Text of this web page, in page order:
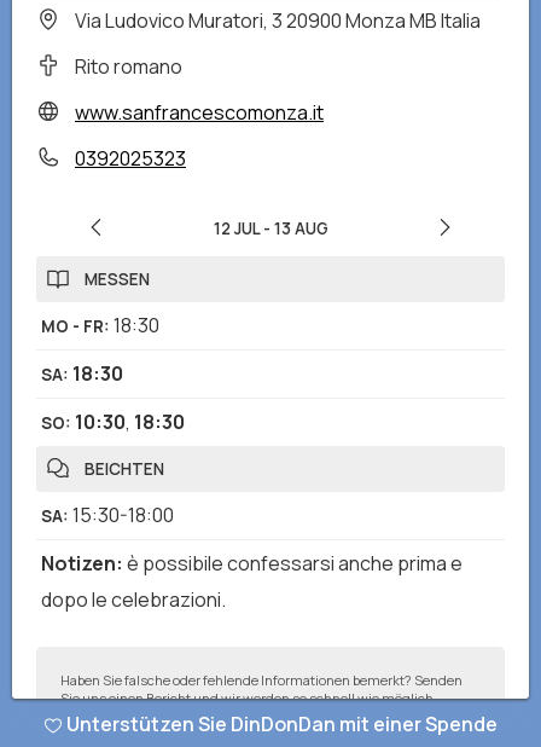
Via Ludovico Muratori, 3 20900 Monza MB Italia
Rito romano
www.sanfrancescomonza.it
0392025323
12 JUL- 13 AUG
MESSEN
MO - FR: 18:30
SA: 18:30
SO: 10:30, 18:30
BEICHTEN
SA: 15:30-18:00
Notizen: è possibile confessarsi anche prima e
dopo le celebrazioni.
Haben Sie falsche oder fehlende Informationen bemerkt? Senden
Sie uns einen Bericht und wir werden so schnell wie möglich
korrigieren!
Unterstützen Sie DinDonDan mit einer Spende